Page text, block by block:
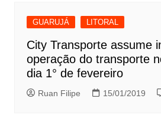
GUARUJÁ LITORAL
City Transporte assume
operação do transporte
dia 1° de fevereiro
Ruan Filipe 15/01/2019